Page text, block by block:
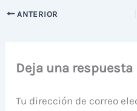
ANTERIOR
Deja una respuesta
Tu dirección de correo